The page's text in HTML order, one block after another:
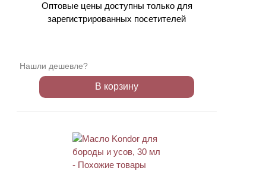
Оптовые цены доступны только для
зарегистрированных посетителей
Нашли дешевле?
В корзину